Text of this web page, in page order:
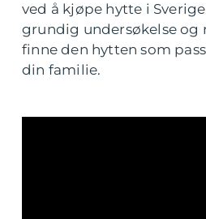
ved å kjøpe hytte i
grundig undersøkelse og
finne den hytten som
din familie.